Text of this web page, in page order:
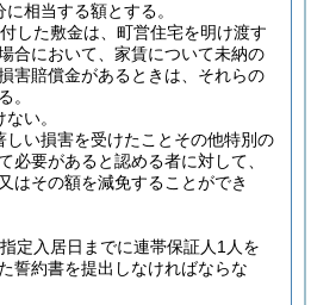
相当する額とする。
した敷金は、町営住宅を明け渡す
合において、家賃について未納の
害賠償金があるときは、それらの
。
い。
しい損害を受けたことその他特別の
必要があると認める者に対して、
はその額を減免することができ
定入居日までに連帯保証人1人を
誓約書を提出しなければならな